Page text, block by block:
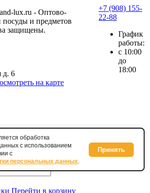
lux.ru - Оптово-
и предметов
защищены.
д. 6
на карте
+7 (908) 155-
22-88
График
работы:
с 10:00
до
18:00
Перейти в корзину
обработка
с использованием
с
персональных данных.
Принять